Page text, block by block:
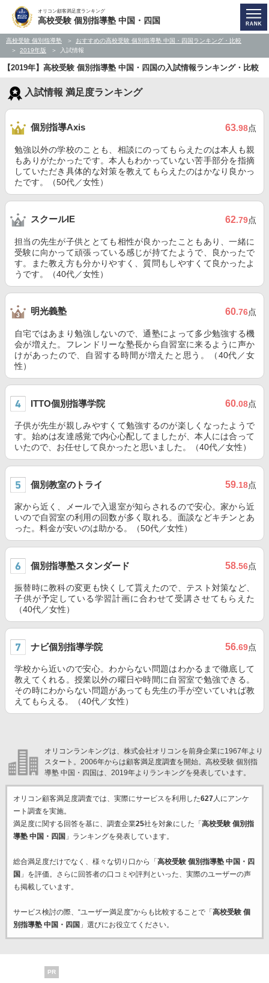
オリコン顧客満足度ランキング
高校受験 個別指導塾 中国・四国
高校受験 個別指導塾
おすすめの高校受験 個別指導塾 中国・四国ランキング・比較
2019年版
入試情報
【2019年】高校受験 個別指導塾 中国・四国の入試情報ランキング・比較
入試情報 満足度ランキング
個別指導Axis 63.98点
勉強以外の学校のことも、相談にのってもらえたのは本人も親
もありがたかったです。本人もわかっていない苦手部分を指摘
していただき具体的な対策を教えてもらえたのはかなり良かっ
たです。（50代／女性）
スクールIE 62.79点
担当の先生が子供ととても相性が良かったこともあり、一緒に
受験に向かって頑張っている感じが持てたようで、良かったで
す。また教え方も分かりやすく、質問もしやすくて良かったよ
うです。（40代／女性）
明光義塾 60.76点
自宅ではあまり勉強しないので、通塾によって多少勉強する機
会が増えた。フレンドリーな塾長から自習室に来るように声か
けがあったので、自習する時間が増えたと思う。（40代／女
性）
ITTO個別指導学院 60.08点
子供が先生が親しみやすくて勉強するのが楽しくなったようで
す。始めは友達感覚で内心心配してましたが、本人には合って
いたので、お任せして良かったと思いました。（40代／女性）
個別教室のトライ 59.18点
家から近く、メールで入退室が知らされるので安心。家から近
いので自習室の利用の回数が多く取れる。面談などキチンとあ
った。料金が安いのは助かる。（50代／女性）
個別指導塾スタンダード 58.56点
振替時に教科の変更も快くして貰えたので、テスト対策など、
子供が予定している学習計画に合わせて受講させてもらえた
（40代／女性）
ナビ個別指導学院 56.69点
学校から近いので安心。わからない問題はわかるまで徹底して
教えてくれる。授業以外の曜日や時間に自習室で勉強できる。
その時にわからない問題があっても先生の手が空いていれば教
えてもらえる。（40代／女性）
オリコンランキングは、株式会社オリコンを前身企業に1967年より
スタート。2006年からは顧客満足度調査を開始。高校受験 個別指
導塾 中国・四国は、2019年よりランキングを発表しています。
オリコン顧客満足度調査では、実際にサービスを利用した627人にアンケ
ート調査を実施。
満足度に関する回答を基に、調査企業25社を対象にした「 高校受験 個別指
導塾 中国・四国 」ランキングを発表しています。
総合満足度だけでなく、様々な切り口から「 高校受験 個別指導塾 中国・四
国 」を評価。さらに回答者の口コミや評判といった、実際のユーザーの声
も掲載しています。
サービス検討の際、“ユーザー満足度”からも比較することで「 高校受験 個
別指導塾 中国・四国 」選びにお役立てください。
PR